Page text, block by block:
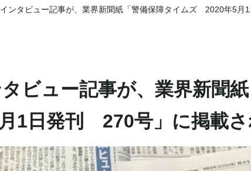
ンタビュー記事が、業界新聞紙「警備保障タイムズ 2020年5月
ビュー記事が、業界新聞
1日発刊 270号」に掲載さ